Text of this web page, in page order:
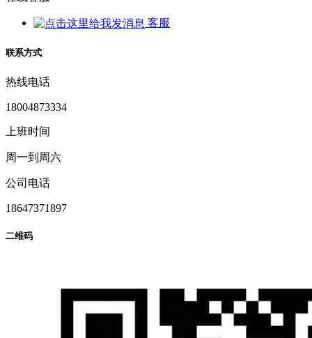
客服
联系方式
热线电话
18004873334
上班时间
周一到周六
公司电话
18647371897
二维码